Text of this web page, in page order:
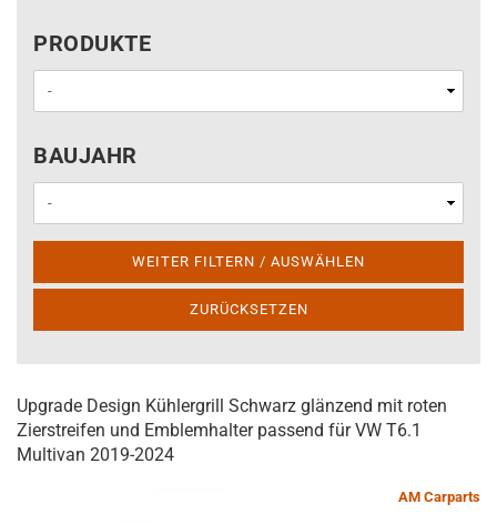
PRODUKTE
PRODUKTE
BAUJAHR
BAUJAHR
WEITER FILTERN / AUSWÄHLEN
ZURÜCKSETZEN
Upgrade Design Kühlergrill Schwarz glänzend mit roten
Zierstreifen und Emblemhalter passend für VW T6.1
Multivan 2019-2024
AM Carparts